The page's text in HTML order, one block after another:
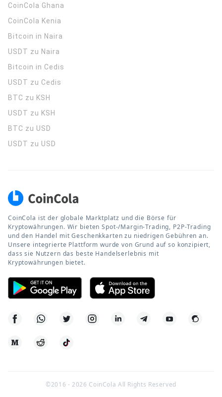
CoinCola Ghana
CoinCola Kenia
Bitcoin in Naira
USDT zu Naira
Bitcoin in Cedis
USDT zu Cedis
BTC zu KSH
USDT zu KSH
BTC zu USD
USDT zu USD
CoinCola ist der globale Marktplatz und die Börse für
Kryptowährungen. Wir bieten Spot-/Margin-Trading, P2P-Trading
und den Handel mit Geschenkkarten zu niedrigen Gebühren an.
Unsere integrierte Plattform wurde von Grund auf so konzipiert,
dass sie Nutzern das beste Handelserlebnis mit
Kryptowährungen bietet.
©2016 -2026 CoinCola All Rights Reserved